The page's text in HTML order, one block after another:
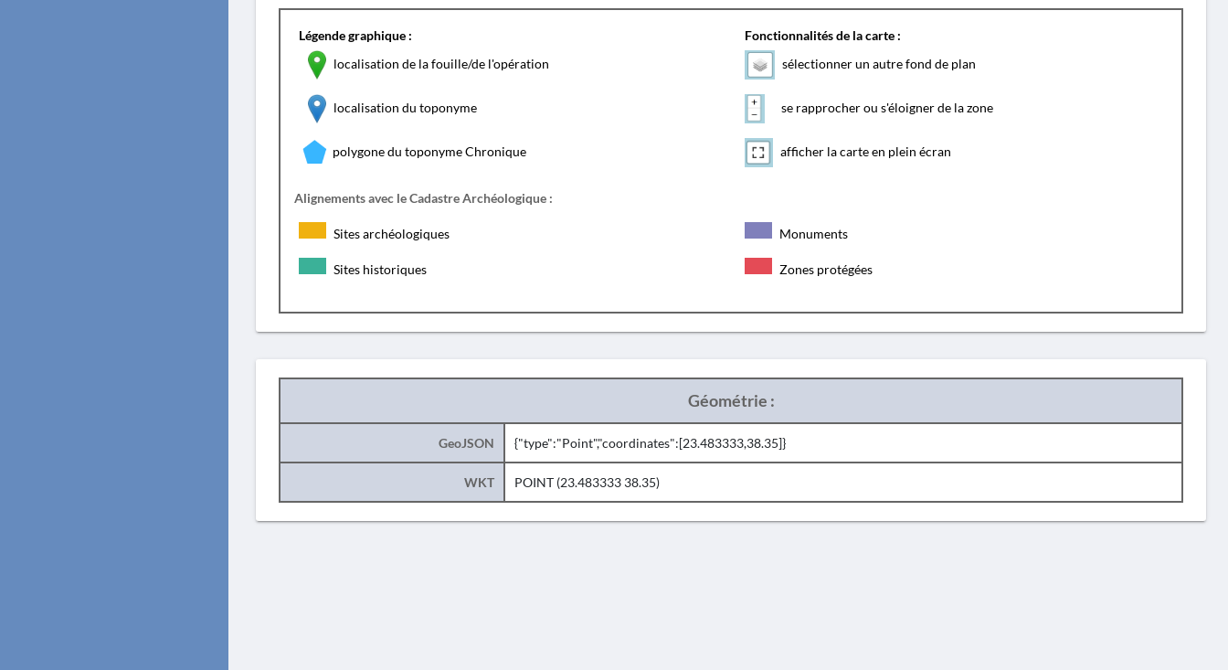
Légende graphique :
localisation de la fouille/de l'opération
localisation du toponyme
polygone du toponyme Chronique
Fonctionnalités de la carte :
sélectionner un autre fond de plan
se rapprocher ou s'éloigner de la zone
afficher la carte en plein écran
Alignements avec le Cadastre Archéologique :
Sites archéologiques Monuments
Sites historiques Zones protégées
Géométrie :
GeoJSON {"type":"Point","coordinates":[23.483333,38.35]}
WKT POINT (23.483333 38.35)